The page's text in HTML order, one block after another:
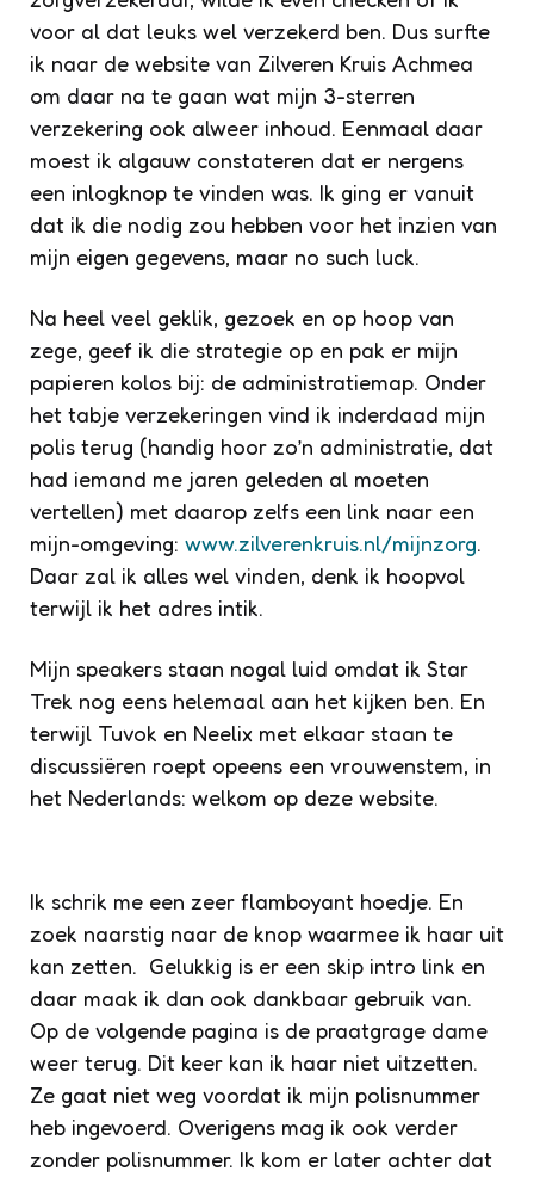
voor al dat leuks wel verzekerd ben. Dus surfte
ik naar de website van Zilveren Kruis Achmea
om daar na te gaan wat mijn 3-sterren
verzekering ook alweer inhoud. Eenmaal daar
moest ik algauw constateren dat er nergens
een inlogknop te vinden was. Ik ging er vanuit
dat ik die nodig zou hebben voor het inzien van
mijn eigen gegevens, maar no such luck.
Na heel veel geklik, gezoek en op hoop van
zege, geef ik die strategie op en pak er mijn
papieren kolos bij: de administratiemap. Onder
het tabje verzekeringen vind ik inderdaad mijn
polis terug (handig hoor zo’n administratie, dat
had iemand me jaren geleden al moeten
vertellen) met daarop zelfs een link naar een
mijn-omgeving: www.zilverenkruis.nl/mijnzorg.
Daar zal ik alles wel vinden, denk ik hoopvol
terwijl ik het adres intik.
Mijn speakers staan nogal luid omdat ik Star
Trek nog eens helemaal aan het kijken ben. En
terwijl Tuvok en Neelix met elkaar staan te
discussiëren roept opeens een vrouwenstem, in
het Nederlands: welkom op deze website.
Ik schrik me een zeer flamboyant hoedje. En
zoek naarstig naar de knop waarmee ik haar uit
kan zetten. Gelukkig is er een skip intro link en
daar maak ik dan ook dankbaar gebruik van.
Op de volgende pagina is de praatgrage dame
weer terug. Dit keer kan ik haar niet uitzetten.
Ze gaat niet weg voordat ik mijn polisnummer
heb ingevoerd. Overigens mag ik ook verder
zonder polisnummer. Ik kom er later achter dat